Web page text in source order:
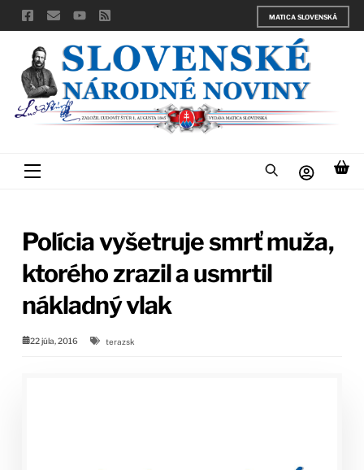
Skip
to
content
MATICA SLOVENSKÁ
Menu
Polícia vyšetruje smrť muža,
ktorého zrazil a usmrtil
nákladný vlak
22 júla, 2016 terazsk